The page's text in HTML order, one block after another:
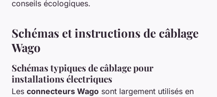
conseils écologiques.
Schémas et instructions de câblage
Wago
Schémas typiques de câblage pour
installations électriques
Les connecteurs Wago sont largement utilisés en